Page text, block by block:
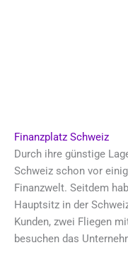
Finanzplatz Schweiz
Durch ihre günstige
Schweiz schon vor
Finanzwelt. Seitdem
Hauptsitz in der
Kunden, zwei Fliegen
besuchen das